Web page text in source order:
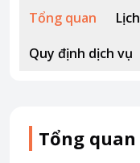
Tin tức
Tổng quan
Quy định dịch vụ
Tổng quan